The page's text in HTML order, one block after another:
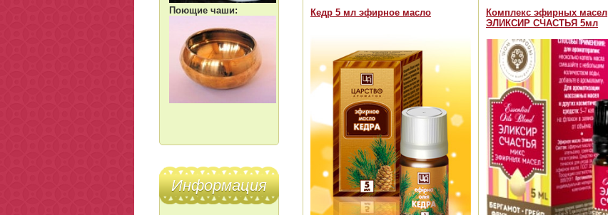
Поющие чаши:
Информация
Кедр 5 мл эфирное масло
Комплекс эфирных масел
ЭЛИКСИР СЧАСТЬЯ 5мл